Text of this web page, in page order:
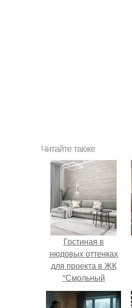
Читайте также
Гостиная в
нюдовых оттенках
для проекта в ЖК
"Смольный
проспект" г. Санкт-
Петербург. 23,3кв.м